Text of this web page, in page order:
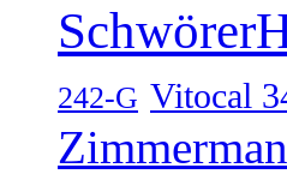
242-G Vitocal